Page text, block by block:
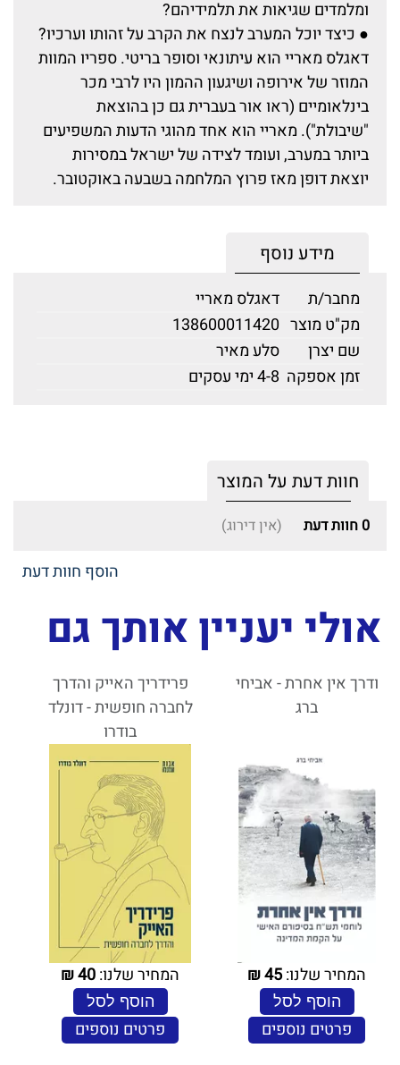
ומלמדים שגיאות את תלמידיהם?
● כיצד יוכל המערב לנצח את הקרב על זהותו וערכיו?
דאגלס מאריי הוא עיתונאי וסופר בריטי. ספריו המוות
המוזר של אירופה ושיגעון ההמון היו לרבי מכר
בינלאומיים (ראו אור בעברית גם כן בהוצאת
"שיבולת"). מאריי הוא אחד מהוגי הדעות המשפיעים
ביותר במערב, ועומד לצידה של ישראל במסירות
יוצאת דופן מאז פרוץ המלחמה בשבעה באוקטובר.
מידע נוסף
מחבר/ת
דאגלס מאריי
מק"ט מוצר 138600011420
שם יצרן
סלע מאיר
זמן אספקה 4-8 ימי עסקים
חוות דעת על המוצר
0 חוות דעת (אין דירוג)
הוסף חוות דעת
אולי יעניין אותך גם
ודרך אין אחרת - אביחי
ברג
המחיר שלנו:45
₪
הוסף לסל
פרטים נוספים
פרידריך האייק והדרך
לחברה חופשית - דונלד
בודרו
המחיר שלנו:40
₪
הוסף לסל
פרטים נוספים